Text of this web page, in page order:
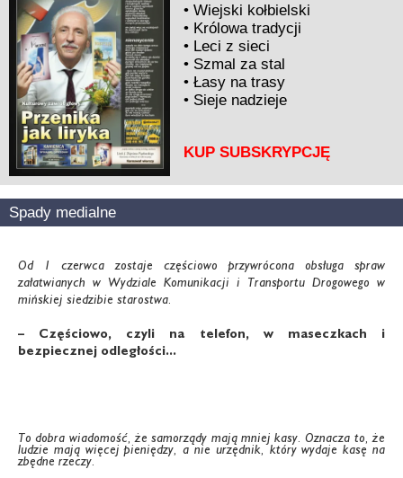
•Wiejski kołbielski
• Królowa tradycji
• Leci z sieci
• Szmal za stal
•Łasy na trasy
• Sieje nadzieje
KUP SUBSKRYPCJĘ
Spady medialne
Od 1 czerwca zostaje częściowo przywrócona obsługa spraw
załatwianych w Wydziale Komunikacji i Transportu Drogowego w
mińskiej siedzibie starostwa.
– Częściowo, czyli na telefon, w maseczkach i
bezpiecznej odległości...
To dobra wiadomość, że samorządy mają mniej kasy. Oznacza to, że
ludzie mają więcej pieniędzy, a nie urzędnik, który wydaje kasę na
zbędne rzeczy.